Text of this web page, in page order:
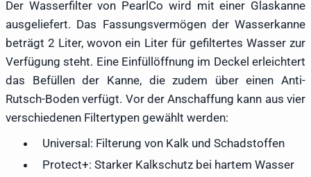
Der Wasserfilter von PearlCo wird mit einer Glaskanne
ausgeliefert. Das Fassungsvermögen der Wasserkanne
beträgt 2 Liter, wovon ein Liter für gefiltertes Wasser zur
Verfügung steht. Eine Einfüllöffnung im Deckel erleichtert
das Befüllen der Kanne, die zudem über einen Anti-
Rutsch-Boden verfügt. Vor der Anschaffung kann aus vier
verschiedenen Filtertypen gewählt werden:
Universal: Filterung von Kalk und Schadstoffen
Protect+: Starker Kalkschutz bei hartem Wasser